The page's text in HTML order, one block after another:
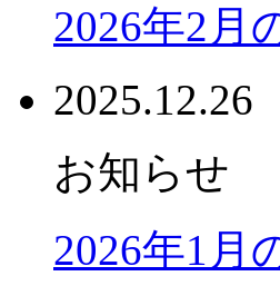
2026年2月
2025.12.26
お知らせ
2026年1月